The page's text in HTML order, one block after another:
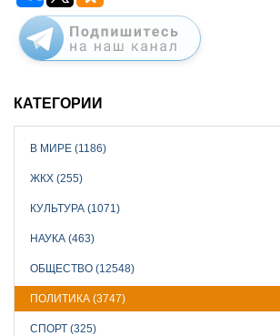
КАТЕГОРИИ
В МИРЕ (1186)
ЖКХ (255)
КУЛЬТУРА (1071)
НАУКА (463)
ОБЩЕСТВО (12548)
ПОЛИТИКА (3747)
СПОРТ (325)